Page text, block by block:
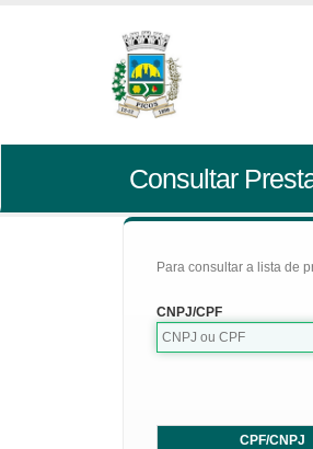
Consultar
Para consultar a lista de
CNPJ/CPF
CPF/CNPJ